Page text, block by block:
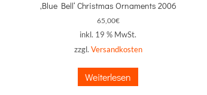
‚Blue Bell‘ Christmas Ornaments 2006
65,00€
inkl. 19 % MwSt.
zzgl. Versandkosten
Weiterlesen